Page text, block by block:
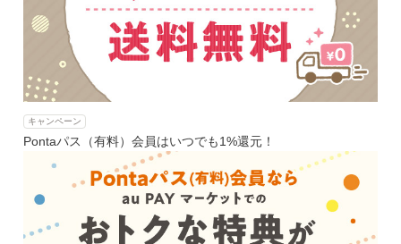
キャンペーン
Pontaパス（有料）会員はいつでも1%還元！